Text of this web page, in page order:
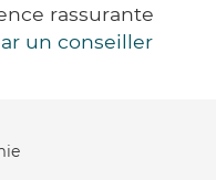
rassurante
un conseiller